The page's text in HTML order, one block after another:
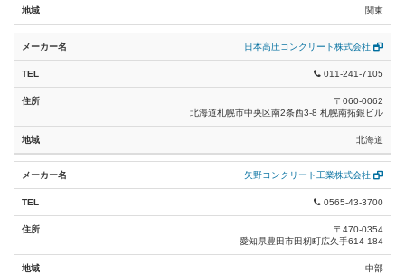
足場金物 (12)
腕金・腕金装柱用品 (17)
引留用品 (17)
メッセンジャーワイヤー (6)
支柱金具 (8)
ケーブル・電線管支持用品 (7)
変圧器・機器装柱用品 (8)
低圧引込用品 (11)
関東
日本高圧コンクリート株式会社
011-241-7105
〒060-0062
北海道札幌市中央区南2条西3-8 札幌南拓銀ビル
北海道
矢野コンクリート工業株式会社
0565-43-3700
〒470-0354
愛知県豊田市田籾町広久手614-184
中部